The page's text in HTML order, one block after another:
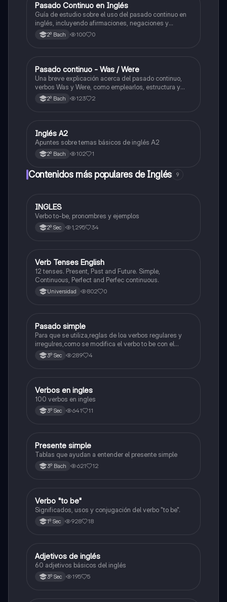
Inglés
Pasado Continuo en Inglés
Guía de estudio sobre el uso del pasado continuo en
inglés, incluyendo afirmaciones, negaciones y
preguntas.
2º Bach 100 0
Inglés
Pasado continuo - Was / Were
Una breve explicación acerca del pasado continuo,
verbos Was y Were, como emplearlos, estructura y
ejemplos.
2º Bach 123 2
Inglés
Inglés A2
Apuntes sobre temas básicos de inglés A2
2º Bach 102 1
Contenidos más populares de Inglés 9
Inglés
INGLES
Verbo to-be, pronombres y ejemplos
2º Sec 1,295 34
VInglés
Verb Tenses English
12 tenses. Present, Past and Future. Simple,
Continuous, Perfect and Perfec continuous.
Universidad 802 0
Inglés
Pasado simple
Para que se utiliza,reglas de loa verbos regulares y
irregulres,como se modifica el verbo to be con el
pasado simple.
3º Sec 289 4
Inglés
Verbos en ingles
100 verbos en ingles
3º Sec 641 11
Inglés
Presente simple
Tablas que ayudan a entender el presente simple
3º Bach 621 12
Inglés
Verbo "to be"
Significados, usos y conjugación del verbo "to be".
1º Sec 928 18
Inglés
Adjetivos de inglés
60 adjetivos básicos del inglés
3º Sec 195 5